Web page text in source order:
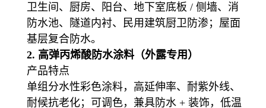
卫生间、厨房、阳台、地下室底板 / 侧墙、消
防水池、隧道内衬、民用建筑厨卫防渗；屋面
基层复合防水。
2. 高弹丙烯酸防水涂料（外露专用）
产品特点
单组分水性彩色涂料，高延伸率、耐紫外线、
耐候抗老化；可调色，兼具防水 + 装饰，低温